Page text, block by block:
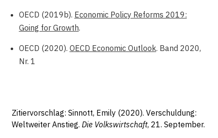
OECD (2019b). Economic Policy Reforms 2019:
Going for Growth.
OECD (2020). OECD Economic Outlook. Band 2020,
Nr. 1
Zitiervorschlag: Sinnott, Emily (2020). Verschuldung:
Weltweiter Anstieg. Die Volkswirtschaft, 21. September.